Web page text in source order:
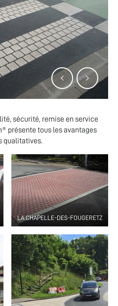
sécurité, remise en service
présente tous les avantages
qualitatives.
LA CHAPELLE-DES-FOUGERETZ